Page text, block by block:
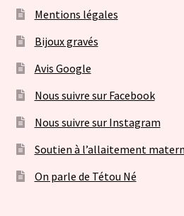
Mentions légales
Bijoux gravés
Avis Google
Nous suivre sur Facebook
Nous suivre sur Instagram
Soutien à l’allaitement
On parle de Tétou Né